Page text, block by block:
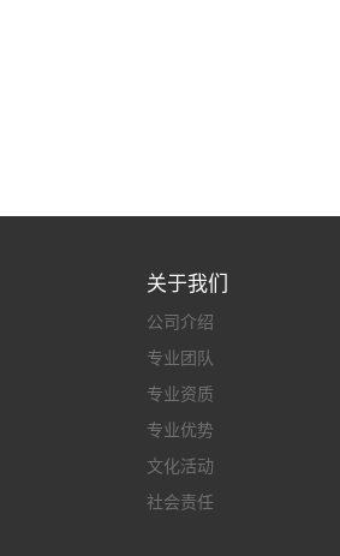
关于我们
公司介绍
专业团队
专业资质
专业优势
文化活动
社会责任